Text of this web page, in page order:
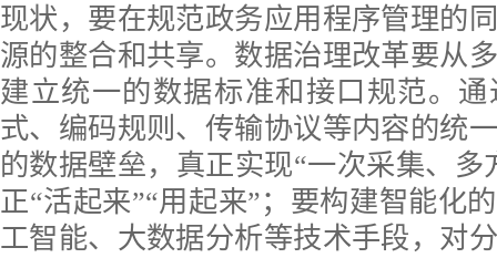
现状，要在规范政务应用程序管理的
源的整合和共享。数据治理改革要从
建立统一的数据标准和接口规范。
式、编码规则、传输协议等内容的统
的数据壁垒，真正实现“一次采集、多
正“活起来”“用起来”；要构建智能化
工智能、大数据分析等技术手段，对